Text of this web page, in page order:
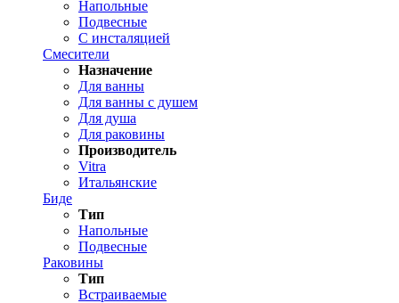
Напольные
Подвесные
С инсталяцией
Смесители
Назначение
Для ванны
Для ванны с душем
Для душа
Для раковины
Производитель
Vitra
Итальянские
Биде
Тип
Напольные
Подвесные
Раковины
Тип
Встраиваемые